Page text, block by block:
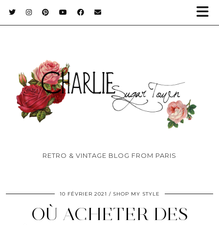
RETRO & VINTAGE BLOG FROM PARIS
10 FÉVRIER 2021 SHOP MY STYLE
OÙ ACHETER DES